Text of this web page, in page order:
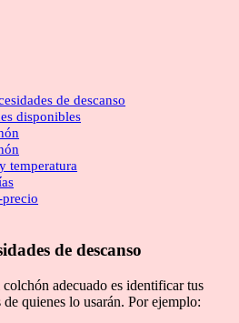
de descanso
disponibles
temperatura
de descanso
adecuado es identificar tus
de quienes lo usarán. Por ejemplo: